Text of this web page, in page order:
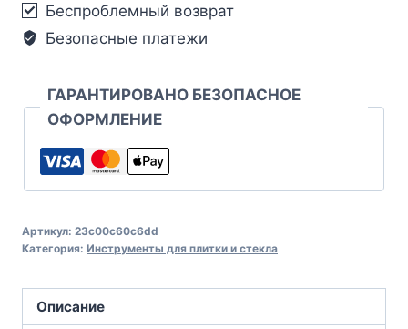
Беспроблемный возврат
Безопасные платежи
ГАРАНТИРОВАНО БЕЗОПАСНОЕ
ОФОРМЛЕНИЕ
Артикул: 23c00c60c6dd
Категория: Инструменты для плитки и стекла
Описание